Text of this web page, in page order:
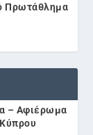
Πρωτάθλημα
– Αφιέρωμα